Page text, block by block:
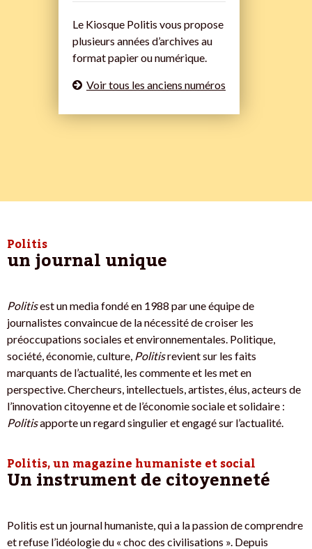
Le Kiosque Politis vous propose
plusieurs années d’archives au
format papier ou numérique.
Voir tous les anciens numéros
Politis
un journal unique
Politisest un media fondé en 1988 par une équipe de
journalistes convaincue de la nécessité de croiser les
préoccupations sociales et environnementales. Politique,
société, économie, culture, Politisrevient sur les faits
marquants de l’actualité, les commente et les met en
perspective. Chercheurs, intellectuels, artistes, élus, acteurs de
l’innovation citoyenne et de l’économie sociale et solidaire :
Politisapporte un regard singulier et engagé sur l’actualité.
Politis, un magazine humaniste et social
Un instrument de citoyenneté
Politis est un journal humaniste, qui a la passion de comprendre
et refuse l’idéologie du « choc des civilisations ». Depuis